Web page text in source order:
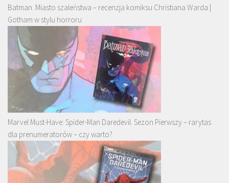
Batman. Miasto szaleństwa – recenzja komiksu Christiana Warda |
Gotham w stylu horroru
Marvel Must-Have: Spider-Man Daredevil. Sezon Pierwszy – rarytas
dla prenumeratorów – czy warto?